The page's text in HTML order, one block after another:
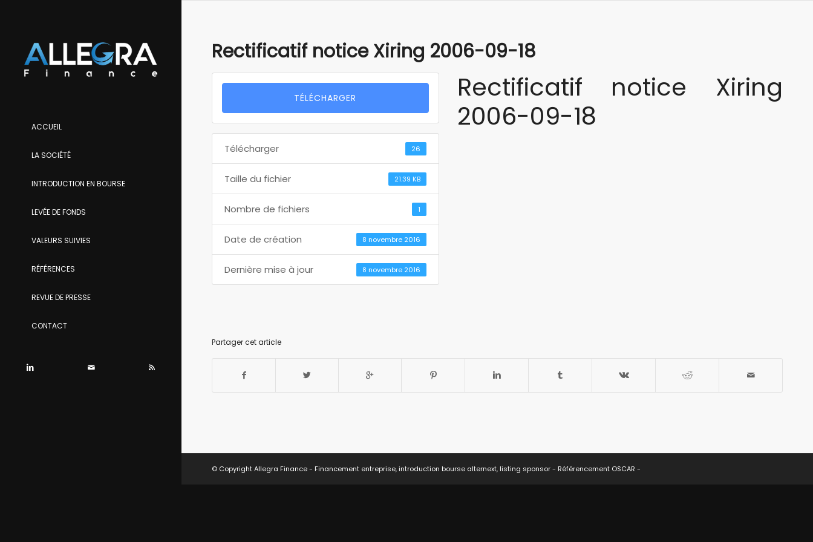
ACCUEIL
LA SOCIÉTÉ
INTRODUCTION EN BOURSE
LEVÉE DE FONDS
VALEURS SUIVIES
RÉFÉRENCES
REVUE DE PRESSE
CONTACT
Rectificatif notice Xiring 2006-09-18
TÉLÉCHARGER
Télécharger 26
Taille du fichier 21.39 KB
Nombre de fichiers 1
Date de création 8 novembre 2016
Dernière mise à jour 8 novembre 2016
Rectificatif notice Xiring
2006-09-18
Partager cet article
© Copyright Allegra Finance - Financement entreprise, introduction bourse alternext, listing sponsor - Référencement OSCAR -